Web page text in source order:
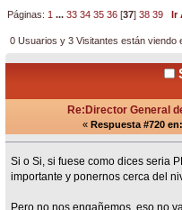
Páginas: 1 ...33 34 35 36 [37]38 39 Ir
0 Usuarios y 3 Visitantes están viendo
Re:Director General
« Respuesta #720 en:
Si o Si, si fuese como dices seria
importante y ponernos cerca del
Pero no nos engañemos, eso no